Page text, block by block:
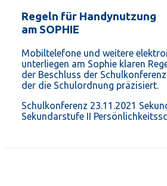
Regeln für Handynutzung
am SOPHIE
Mobiltelefone und weitere
unterliegen am Sophie klaren
der Beschluss der
der die Schulordnung präzisiert.
Schulkonferenz 23.11.2021
Sekundarstufe II